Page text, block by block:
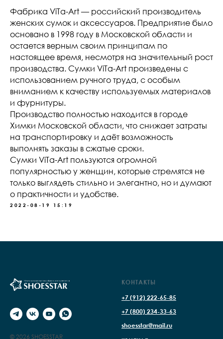
Фабрика ViTa-Art — российский производитель
женских сумок и аксессуаров. Предприятие было
основано в 1998 году в Московской области и
остается верным своим принципам по
настоящее время, несмотря на значительный рост
производства. Cумки ViTa-Art произведены с
использованием ручного труда, с особым
вниманием к качеству используемых материалов
и фурнитуры.
Производство полностью находится в городе
Химки Московской области, что снижает затраты
на транспортировку и даёт возможность
выполнять заказы в сжатые сроки.
Сумки ViTa-Art пользуются огромной
популярностью у женщин, которые стремятся не
только выглядеть стильно и элегантно, но и думают
о практичности и удобстве.
2022-08-19 15:19
© 2026 SHOESSTAR
КОНТАКТЫ
+7 (912) 222-65-85
+7 (800) 234-33-63
shoesstar@mail.ru